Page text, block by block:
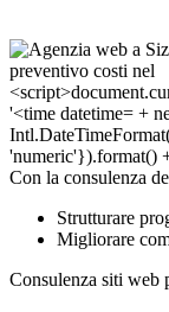
Con la consulenza
Strutturare
Migliorare
Consulenza siti web